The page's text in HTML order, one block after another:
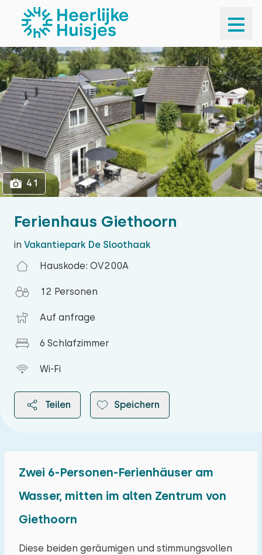
1
Ferienhaus Giethoorn
in Vakantiepark De Sloothaak
Hauskode: OV200A
12 Personen
Auf anfrage
6 Schlafzimmer
Wi-Fi
Teilen Speichern
41
Zwei 6-Personen-Ferienhäuser am
Wasser, mitten im alten Zentrum von
Giethoorn
Diese beiden geräumigen und stimmungsvollen
Mo Di Mi Do Fr Sa So